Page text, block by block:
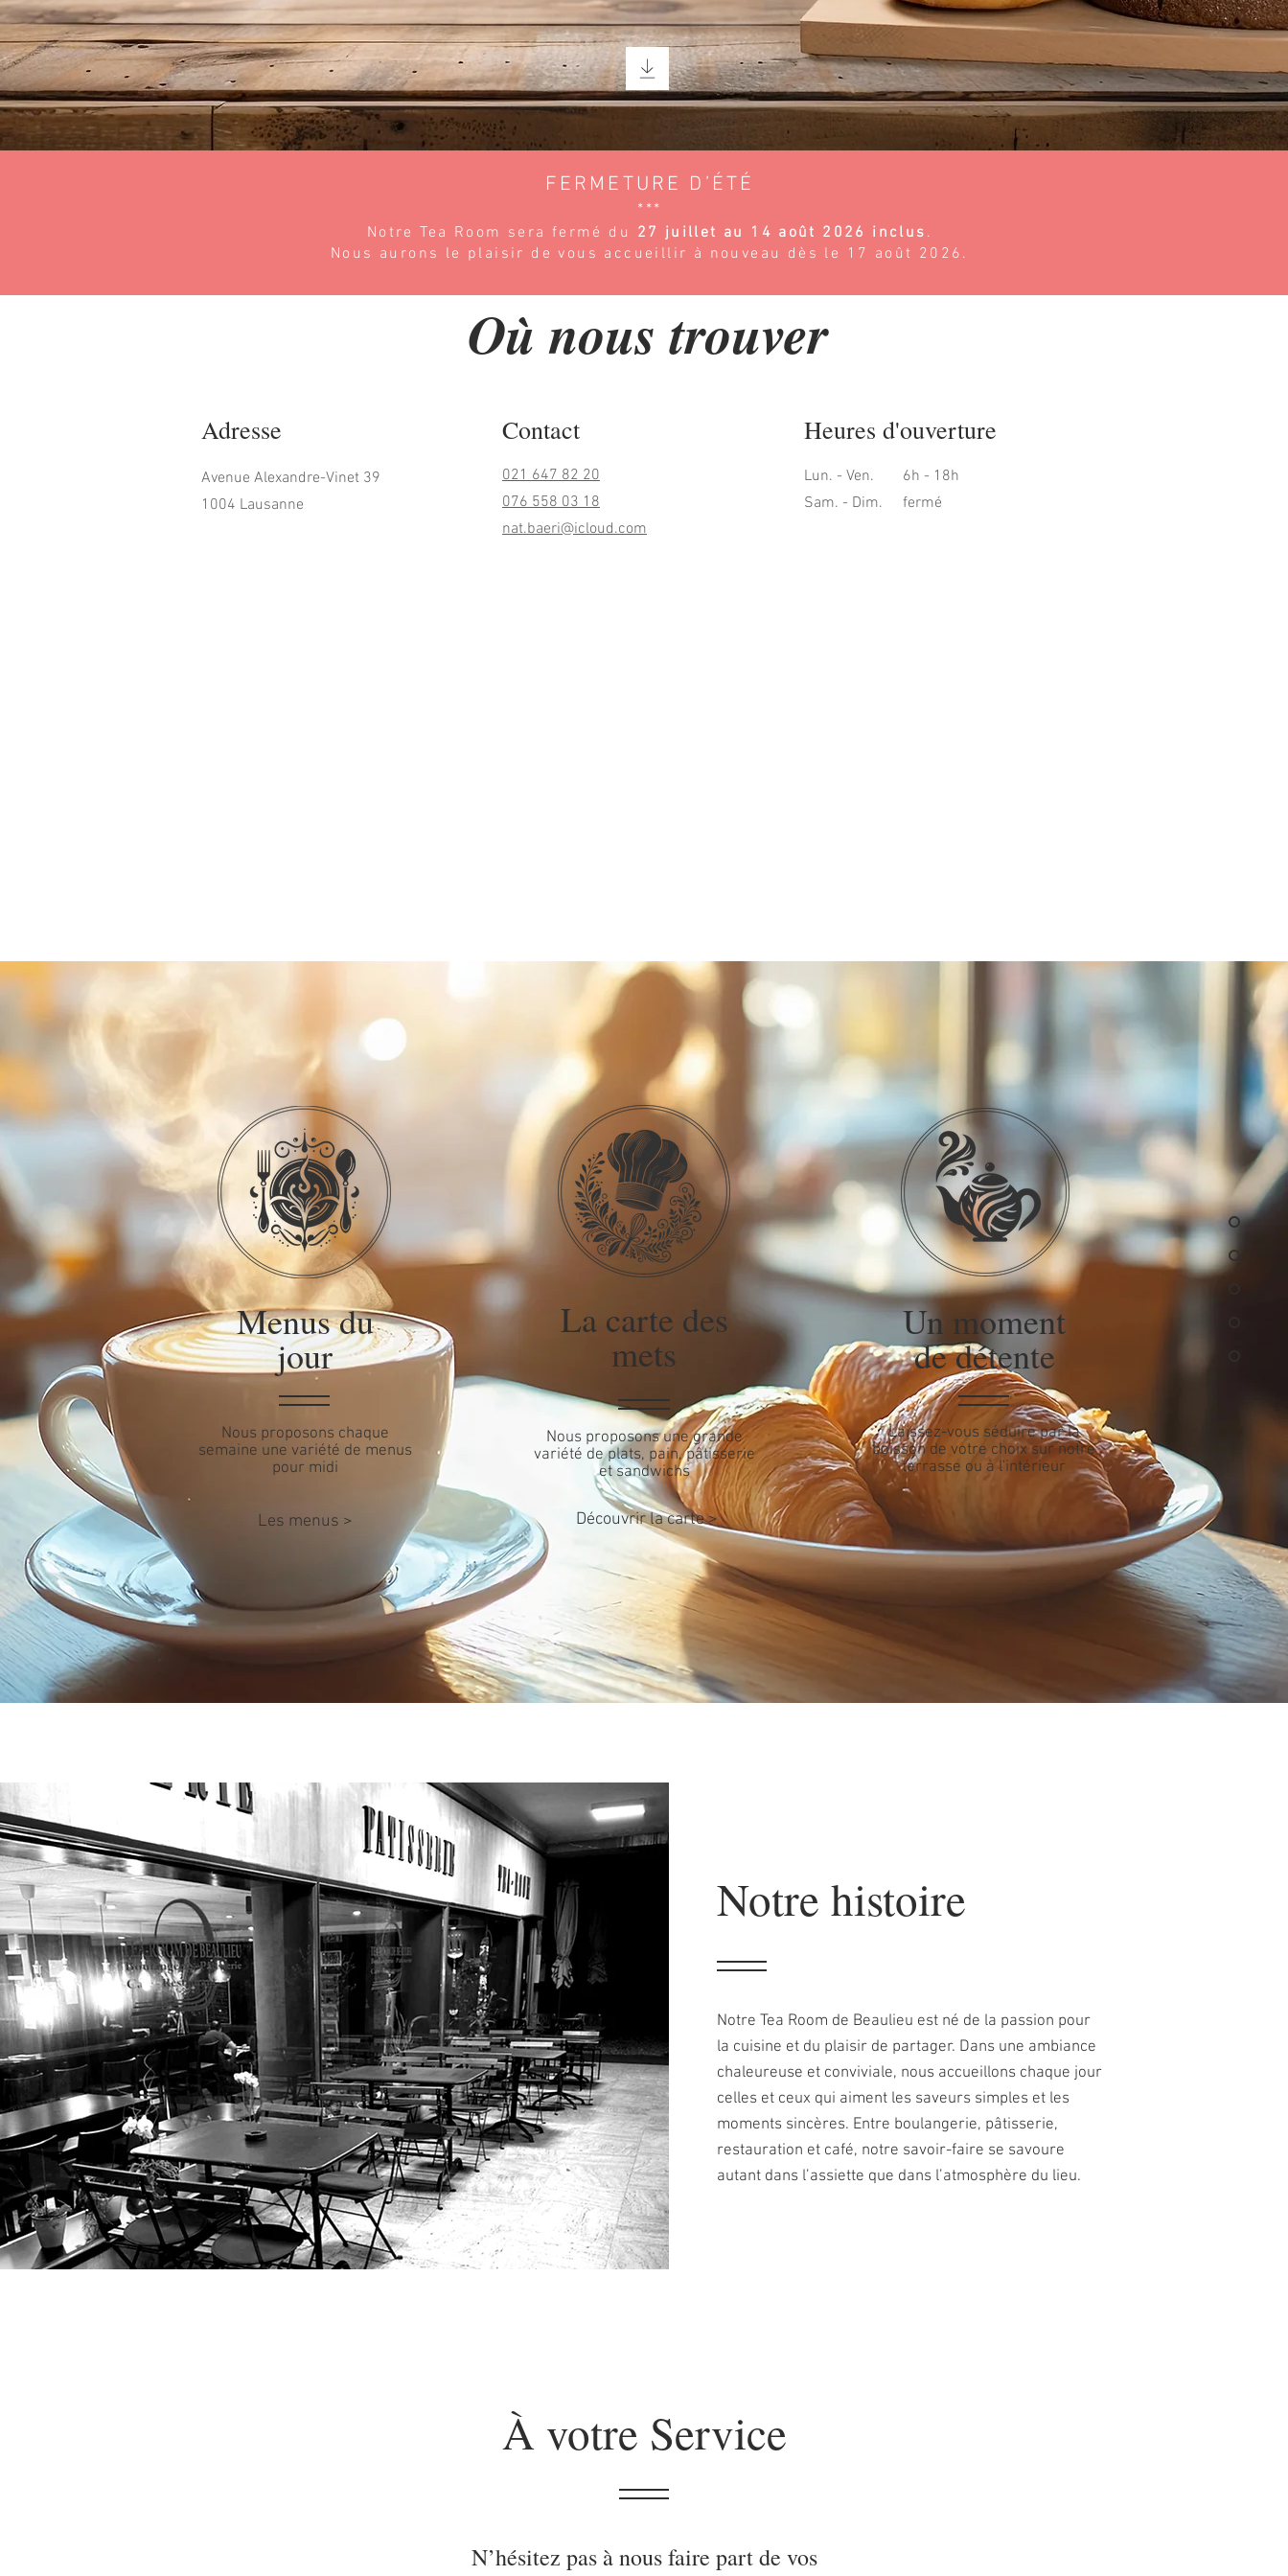
FERMETURE D’ÉTÉ
​***
Notre Tea Room sera fermé du 27 juillet au 14 août 2026 inclus .
Nous aurons le plaisir de vous accueillir à nouveau dès le 17 août 2026.
Où nous trouver
Adresse
Avenue Alexandre-Vinet 39
1004 Lausanne
Contact
021 647 82 20
076 558 03 18
nat.baeri@icloud.com
Heures d'ouverture
Lun. - Ven.
6h - 18h
Sam. - Dim.
fermé
Menus du
jour
Nous proposons chaque
semaine une variété de menus
pour midi
Les menus >
La carte des
mets
Nous proposons une grande
variété de plats, pain, pâtisserie
et sandwichs
Découvrir la carte >
Un moment
de détente
Laissez-vous séduire par la
boisson de votre choix sur notre
terrasse ou à l'intérieur
Notre histoire
Notre Tea Room de Beaulieu est né de la passion pour
la cuisine et du plaisir de partager. Dans une ambiance
chaleureuse et conviviale, nous accueillons chaque jour
celles et ceux qui aiment les saveurs simples et les
moments sincères. Entre boulangerie, pâtisserie,
restauration et café, notre savoir-faire se savoure
autant dans l’assiette que dans l’atmosphère du lieu.
À votre Service
N’hésitez pas à nous faire part de vos